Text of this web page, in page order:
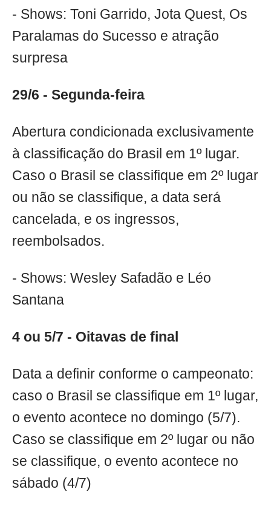
- Shows: Toni Garrido, Jota Quest, Os
Paralamas do Sucesso e atração
surpresa
29/6 - Segunda-feira
Abertura condicionada exclusivamente
à classificação do Brasil em 1º lugar.
Caso o Brasil se classifique em 2º lugar
ou não se classifique, a data será
cancelada, e os ingressos,
reembolsados.
- Shows: Wesley Safadão e Léo
Santana
4 ou 5/7 - Oitavas de final
Data a definir conforme o campeonato:
caso o Brasil se classifique em 1º lugar,
o evento acontece no domingo (5/7).
Caso se classifique em 2º lugar ou não
se classifique, o evento acontece no
sábado (4/7)